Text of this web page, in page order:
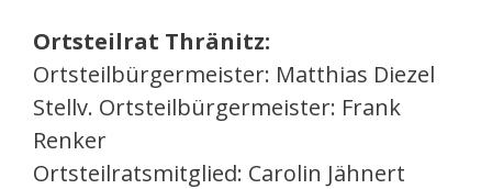
Ortsteilrat Thränitz:
Ortsteilbürgermeister: Matthias Diezel
Stellv. Ortsteilbürgermeister: Frank
Renker
Ortsteilratsmitglied: Carolin Jähnert